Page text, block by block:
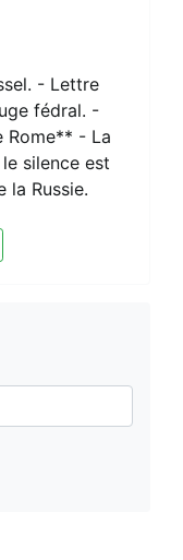
- Lettre
fédral. -
Rome** - La
silence est
la Russie.